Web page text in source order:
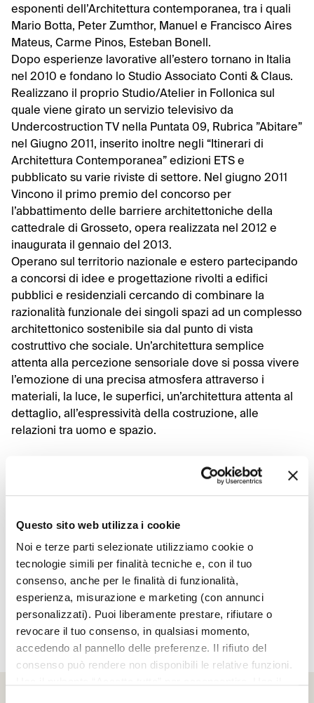
Questo sito web utilizza i cookie
Noi e terze parti selezionate utilizziamo cookie o
tecnologie simili per finalità tecniche e, con il tuo
consenso, anche per le finalità di funzionalità,
esperienza, misurazione e marketing (con annunci
personalizzati). Puoi liberamente prestare, rifiutare o
revocare il tuo consenso, in qualsiasi momento,
accedendo al pannello delle preferenze. Il rifiuto del
consenso può rendere non disponibili le relative funzioni.
esponenti dell’Architettura contemporanea, tra i quali
Mario Botta, Peter Zumthor, Manuel e Francisco Aires
Mateus, Carme Pinos, Esteban Bonell.
Dopo esperienze lavorative all’estero tornano in Italia
nel 2010 e fondano lo Studio Associato Conti & Claus.
Realizzano il proprio Studio/Atelier in Follonica sul
quale viene girato un servizio televisivo da
Undercostruction TV nella Puntata 09, Rubrica ”Abitare”
nel Giugno 2011, inserito inoltre negli “Itinerari di
Architettura Contemporanea” edizioni ETS e
pubblicato su varie riviste di settore. Nel giugno 2011
Vincono il primo premio del concorso per
l’abbattimento delle barriere architettoniche della
cattedrale di Grosseto, opera realizzata nel 2012 e
inaugurata il gennaio del 2013.
Operano sul territorio nazionale e estero partecipando
a concorsi di idee e progettazione rivolti a edifici
pubblici e residenziali cercando di combinare la
razionalità funzionale dei singoli spazi ad un complesso
architettonico sostenibile sia dal punto di vista
costruttivo che sociale. Un’architettura semplice
attenta alla percezione sensoriale dove si possa vivere
l’emozione di una precisa atmosfera attraverso i
materiali, la luce, le superfici, un’architettura attenta al
dettaglio, all’espressività della costruzione, alle
relazioni tra uomo e spazio.
Vai ai progetti
LoftSPA, tra memoria e
contemporaneità
Abitare tra Presente e Passato